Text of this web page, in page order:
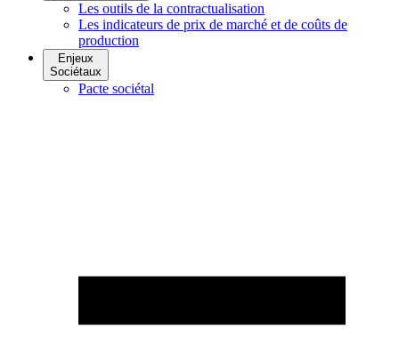
Les outils de la contractualisation
Les indicateurs de prix de marché et de coûts de
production
Enjeux
Sociétaux
Pacte sociétal